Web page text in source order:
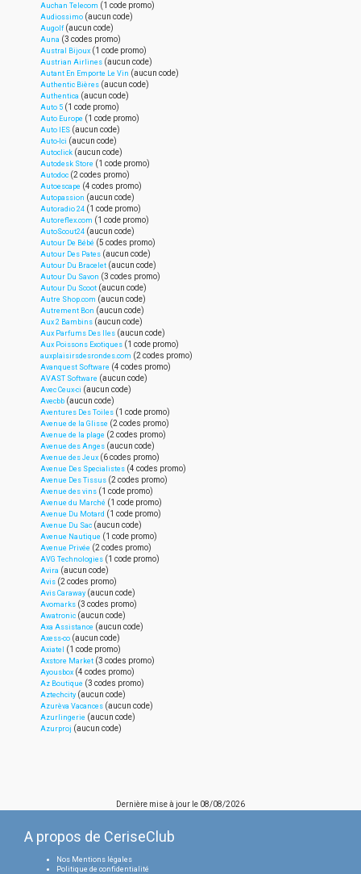
Auchan Telecom (1 code promo)
Audiossimo (aucun code)
Augolf (aucun code)
Auna (3 codes promo)
Austral Bijoux (1 code promo)
Austrian Airlines (aucun code)
Autant En Emporte Le Vin (aucun code)
Authentic Bières (aucun code)
Authentica (aucun code)
Auto 5 (1 code promo)
Auto Europe (1 code promo)
Auto IES (aucun code)
Auto-Ici (aucun code)
Autoclick (aucun code)
Autodesk Store (1 code promo)
Autodoc (2 codes promo)
Autoescape (4 codes promo)
Autopassion (aucun code)
Autoradio 24 (1 code promo)
Autoreflex.com (1 code promo)
AutoScout24 (aucun code)
Autour De Bébé (5 codes promo)
Autour Des Pates (aucun code)
Autour Du Bracelet (aucun code)
Autour Du Savon (3 codes promo)
Autour Du Scoot (aucun code)
Autre Shop.com (aucun code)
Autrement Bon (aucun code)
Aux 2 Bambins (aucun code)
Aux Parfums Des Iles (aucun code)
Aux Poissons Exotiques (1 code promo)
auxplaisirsdesrondes.com (2 codes promo)
Avanquest Software (4 codes promo)
AVAST Software (aucun code)
Avec Ceux-ci (aucun code)
Avecbb (aucun code)
Aventures Des Toiles (1 code promo)
Avenue de la Glisse (2 codes promo)
Avenue de la plage (2 codes promo)
Avenue des Anges (aucun code)
Avenue des Jeux (6 codes promo)
Avenue Des Specialistes (4 codes promo)
Avenue Des Tissus (2 codes promo)
Avenue des vins (1 code promo)
Avenue du Marché (1 code promo)
Avenue Du Motard (1 code promo)
Avenue Du Sac (aucun code)
Avenue Nautique (1 code promo)
Avenue Privée (2 codes promo)
AVG Technologies (1 code promo)
Avira (aucun code)
Avis (2 codes promo)
Avis Caraway (aucun code)
Avomarks (3 codes promo)
Awatronic (aucun code)
Axa Assistance (aucun code)
Axess-co (aucun code)
Axiatel (1 code promo)
Axstore Market (3 codes promo)
Ayousbox (4 codes promo)
Az Boutique (3 codes promo)
Aztechcity (aucun code)
Azurèva Vacances (aucun code)
Azurlingerie (aucun code)
Azurproj (aucun code)
Dernière mise à jour le 08/08/2026
A propos de CeriseClub
Nos Mentions légales
Politique de confidentialité